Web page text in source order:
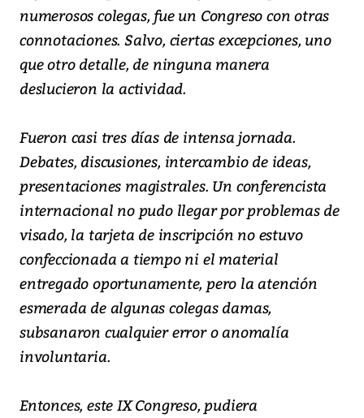
numerosos colegas, fue un Congreso con otras
connotaciones. Salvo, ciertas excepciones, uno
que otro detalle, de ninguna manera
deslucieron la actividad.
Fueron casi tres días de intensa jornada.
Debates, discusiones, intercambio de ideas,
presentaciones magistrales. Un conferencista
internacional no pudo llegar por problemas de
visado, la tarjeta de inscripción no estuvo
confeccionada a tiempo ni el material
entregado oportunamente, pero la atención
esmerada de algunas colegas damas,
subsanaron cualquier error o anomalía
involuntaria.
Entonces, este IX Congreso, pudiera